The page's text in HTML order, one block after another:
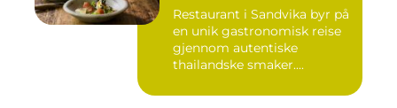
Restaurant i Sandvika byr på
en unik gastronomisk reise
gjennom autentiske
thailandske smaker....